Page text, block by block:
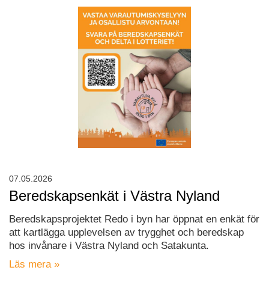
Beredskapsenkät i Västra Nyland
Beredskapsprojektet Redo i byn har öppnat en enkät för
att kartlägga upplevelsen av trygghet och beredskap
hos invånare i Västra Nyland och Satakunta.
Läs mera »
07.05.2026